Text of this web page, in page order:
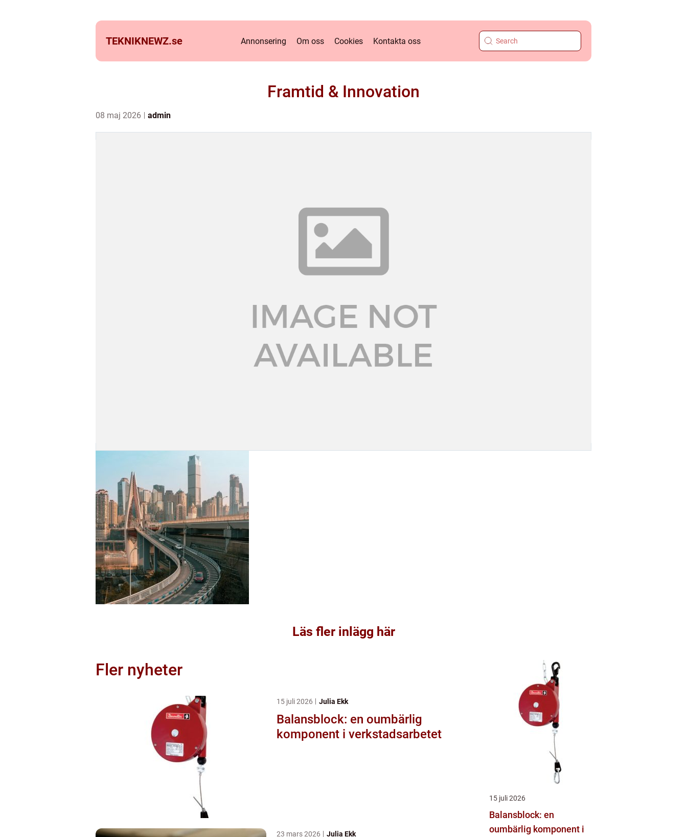
TEKNIKNEWZ.se Annonsering Om oss Cookies Kontakta oss
Framtid & Innovation
08 maj 2026 admin
Läs fler inlägg här
Fler nyheter
15 juli 2026 Julia Ekk
Balansblock: en oumbärlig
komponent i verkstadsarbetet
23 mars 2026 Julia Ekk
15 juli 2026
Balansblock: en
oumbärlig komponent i